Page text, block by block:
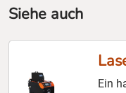
Siehe auch
Ein